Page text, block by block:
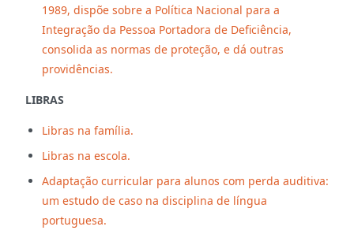
1989, dispõe sobre a Política Nacional para a
Integração da Pessoa Portadora de Deficiência,
consolida as normas de proteção, e dá outras
providências.
LIBRAS
Libras na família.
Libras na escola.
Adaptação curricular para alunos com perda auditiva:
um estudo de caso na disciplina de língua
portuguesa.